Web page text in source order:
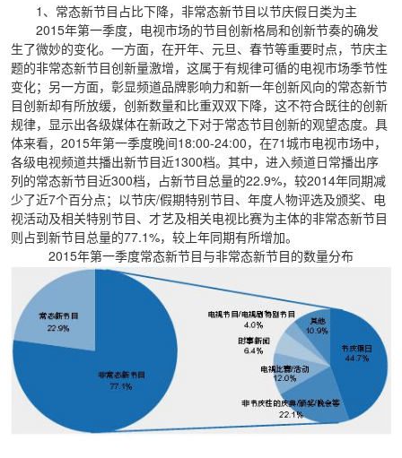
1、常态新节目占比下降，非常态新节目以节庆假日类为主
2015年第一季度，电视市场的节目创新格局和创新节奏的确发
生了微妙的变化。一方面，在开年、元旦、春节等重要时点，节庆主
题的非常态新节目创新量激增，这属于有规律可循的电视市场季节性
变化；另一方面，彰显频道品牌影响力和新一年创新风向的常态新节
目创新却有所放缓，创新数量和比重双双下降，这不符合既往的创新
规律，显示出各级媒体在新政之下对于常态节目创新的观望态度。具
体来看，2015年第一季度晚间18:00-24:00，在71城市电视市场中，
各级电视频道共播出新节目近1300档。其中，进入频道日常播出序
列的常态新节目近300档，占新节目总量的22.9%，较2014年同期减
少了近7个百分点；以节庆/假期特别节目、年度人物评选及颁奖、电
视活动及相关特别节目、才艺及相关电视比赛为主体的非常态新节目
则占到新节目总量的77.1%，较上年同期有所增加。
2015年第一季度常态新节目与非常态新节目的数量分布